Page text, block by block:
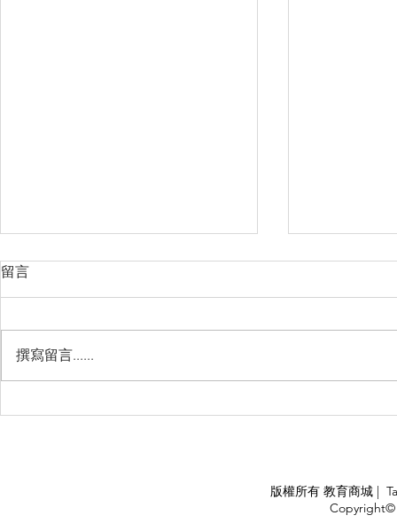
留言
撰寫留言......
版權所有 教育商城 |
Copyright©